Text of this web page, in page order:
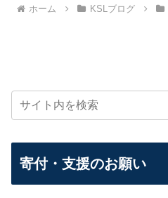
ホーム KSLブログ
寄付・支援のお願い